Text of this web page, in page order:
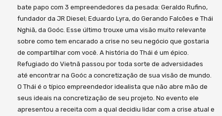
bate papo com 3 empreendedores da pesada: Geraldo Rufino,
fundador da JR Diesel; Eduardo Lyra, do Gerando Falcões e Thái
Nghiã, da Goóc. Esse último trouxe uma visão muito relevante
sobre como tem encarado a crise no seu negócio que gostaria
de compartilhar com você. A história do Thái é um épico.
Refugiado do Vietnã passou por toda sorte de adversidades
até encontrar na Goóc a concretização de sua visão de mundo.
O Thái é o típico empreendedor idealista que não abre mão de
seus ideais na concretização de seu projeto. No evento ele
apresentou a receita com a qual decidiu lidar com a crise atual e